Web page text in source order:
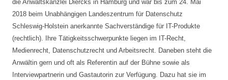
die Anwaltskanzlei Diercks in Hamburg und war bis zum 24. Mai
2018 beim Unabhängigen Landeszentrum für Datenschutz
Schleswig-Holstein anerkannte Sachverständige für IT-Produkte
(rechtlich). Ihre Tätigkeitsschwerpunkte liegen im IT-Recht,
Medienrecht, Datenschutzrecht und Arbeitsrecht. Daneben steht die
Anwältin gern und oft als Referentin auf der Bühne sowie als
Interviewpartnerin und Gastautorin zur Verfügung. Dazu hat sie im